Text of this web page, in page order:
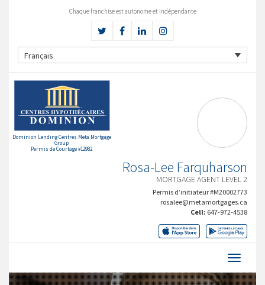
Chaque franchise est autonome et indépendante
Français
Dominion Lending Centres Meta Mortgage
Group
Permis de Courtage #12982
Rosa-Lee Farquharson
MORTGAGE AGENT LEVEL 2
Permis d’initiateur #M20002773
rosalee@metamortgages.ca
Cell: 647-972-4538